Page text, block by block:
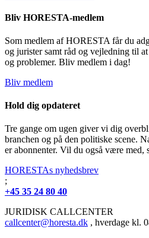
Bliv HORESTA-medlem
Som medlem af HORESTA får du
og jurister samt råd og vejledning til
og problemer. Bliv medlem i dag!
Bliv medlem
Hold dig opdateret
Tre gange om ugen giver vi dig
branchen og på den politiske scene.
er abonnenter. Vil du også være med,
HORESTAs nyhedsbrev
;
+45 35 24 80 40
JURIDISK CALLCENTER
callcenter@horesta.dk , hverdage kl.